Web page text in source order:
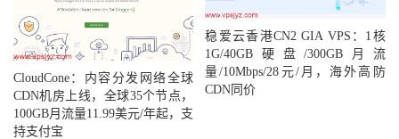
CloudCone：内容分发网络全球
CDN机房上线，全球35个节点，
100GB月流量11.99美元/年起，支
持支付宝
稳爱云香港CN2 GIA VPS：1核
1G/40GB硬盘/300GB月流
量/10Mbps/28元/月，海外高防
CDN同价